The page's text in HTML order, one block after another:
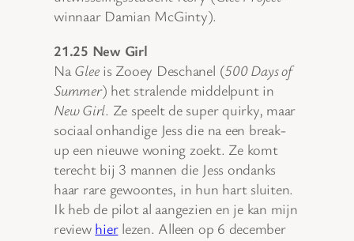
winnaar Damian McGinty).
21.25 New Girl
Na Gleeis Zooey Deschanel (500 Days of
Summer) het stralende middelpunt in
New Girl. Ze speelt de super quirky, maar
sociaal onhandige Jess die na een break-
up een nieuwe woning zoekt. Ze komt
terecht bij 3 mannen die Jess ondanks
haar rare gewoontes, in hun hart sluiten.
Ik heb de pilot al aangezien en je kan mijn
review hierlezen. Alleen op 6 december